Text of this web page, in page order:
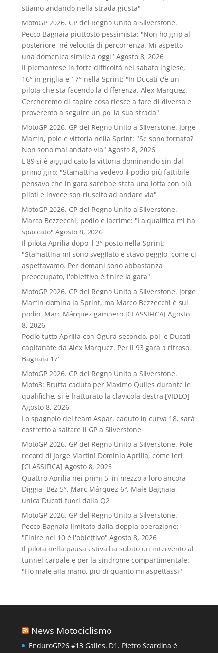
stiamo andando nella strada giusta"
MotoGP 2026. GP del Regno Unito a Silverstone.
Pecco Bagnaia piuttosto pessimista: "Non ho grip al
posteriore, né velocità di percorrenza. Mi aspetto
una domenica simile a oggi" Agosto 8, 2026
Il piemontese in forte difficoltà nel sabato inglese,
16° in griglia e 17° nella Sprint: "In Ducati c'è un
pilota che sta facendo la differenza, Alex Marquez.
Cercheremo di capire cosa riesce a fare di diverso e
proveremo a seguire un po' la sua strada"
MotoGP 2026. GP del Regno Unito a Silverstone. Jorge
Martin, pole e vittoria nella Sprint: "Se sono tornato?
Non sono mai andato via" Agosto 8, 2026
L'89 si è aggiudicato la vittoria dominando sin dal
primo giro: "Stamattina vedevo il podio più fattibile,
pensavo che in gara sarebbe stata una lotta con più
piloti e invece son riuscito ad andare via"
MotoGP 2026. GP del Regno Unito a Silverstone.
Marco Bezzecchi, podio e lacrime: "La qualifica mi ha
spaccato" Agosto 8, 2026
Il pilota Aprilia dopo il 3° posto nella Sprint:
"Stamattina mi sono svegliato e stavo peggio, come ci
aspettavamo. Per domani sono abbastanza
preoccupato, l'obiettivo è finire la gara"
MotoGP 2026. GP del Regno Unito a Silverstone. Jorge
Martín domina la Sprint, ma Marco Bezzecchi è sul
podio. Marc Márquez gambero [CLASSIFICA] Agosto
8, 2026
Podio tutto Aprilia con Ogura secondo, poi le Ducati
capitanate da Alex Marquez. Per il 93 gara a ritroso.
Bagnaia 17°
MotoGP 2026. GP del Regno Unito a Silverstone.
Moto3: Brutta caduta per Maximo Quiles durante le
qualifiche, si è fratturato la clavicola destra [VIDEO]
Agosto 8, 2026
Lo spagnolo del team Aspar, caduto in curva 18, sarà
costretto a saltare il GP a Silverstone
MotoGP 2026. GP del Regno Unito a Silverstone. Pole-
record di Jorge Martín! Dominio Aprilia, come ieri
[CLASSIFICA] Agosto 8, 2026
Quattro Aprilia nei primi 5, in mezzo a loro ancora
Diggia, Bez 5°. Marc Márquez 6°. Male Bagnaia,
unica Ducati fuori dalla Q2
MotoGP 2026. GP del Regno Unito a Silverstone.
Pecco Bagnaia limitato dalla doppia operazione:
"Finire nei 10 è l'obiettivo" Agosto 8, 2026
Il pilota nella pausa estiva ha subito un intervento al
tunnel carpale e per la sindrome compartimentale:
"Ho male alla mano, più di quanto mi aspettassi"
News Motociclismo
EnduroGP26 #13 Galles. D1. Pietro Scardina è